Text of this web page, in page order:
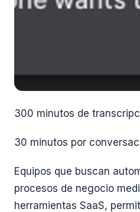
300 minutos de
30 minutos por
Equipos que buscan
procesos de negocio
herramientas SaaS,